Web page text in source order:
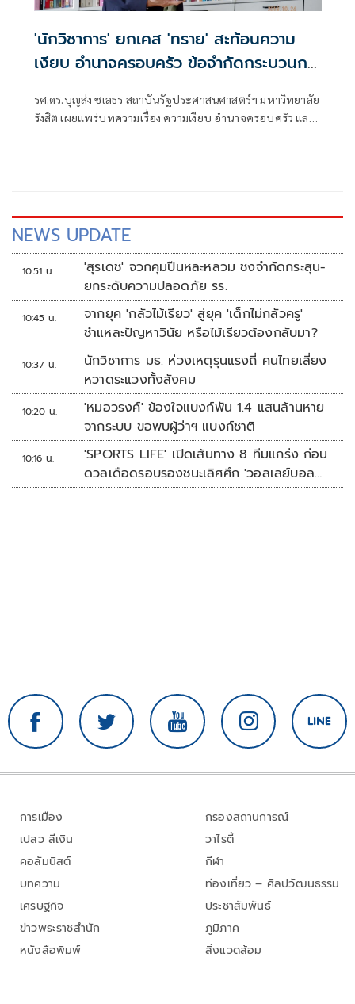
'นักวิชาการ' ยกเคส 'ทราย' สะท้อนความ
เงียบ อำนาจครอบครัว ข้อจำกัดกระบวนการ
รศ.ดร.บุญส่ง ชเลธร สถาบันรัฐประศาสนศาสตร์ฯ มหาวิทยาลัย
รังสิต เผยแพร่บทความเรื่อง ความเงียบ อำนาจครอบครัว และ
NEWS UPDATE
10:51 น.
'สุรเดช' จวกคุมปืนหละหลวม ชงจำกัดกระสุน-
ยกระดับความปลอดภัย รร.
10:45 น.
จากยุค 'กลัวไม้เรียว' สู่ยุค 'เด็กไม่กลัวครู'
ชำแหละปัญหาวินัย หรือไม้เรียวต้องกลับมา?
10:37 น.
นักวิชาการ มธ. ห่วงเหตุรุนแรงถี่ คนไทยเสี่ยง
หวาดระแวงทั้งสังคม
10:20 น.
'หมอวรงค์' ข้องใจแบงก์พัน 1.4 แสนล้านหาย
จากระบบ ขอพบผู้ว่าฯ แบงก์ชาติ
10:16 น.
'SPORTS LIFE' เปิดเส้นทาง 8 ทีมแกร่ง ก่อน
ดวลเดือดรอบรองชนะเลิศศึก 'วอลเลย์บอล
นักเรียน แชมป์กีฬา 7HD 2026'
การเมือง
เปลว สีเงิน
คอลัมนิสต์
บทความ
เศรษฐกิจ
ข่าวพระราชสำนัก
หนังสือพิมพ์
กรองสถานการณ์
วาไรตี้
กีฬา
ท่องเที่ยว – ศิลปวัฒนธรรม
ประชาสัมพันธ์
ภูมิภาค
สิ่งแวดล้อม